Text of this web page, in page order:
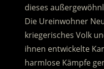
dieses
Die Ureinwohner
kriegerisches Volk
ihnen entwickelte
harmlose Kämpfe